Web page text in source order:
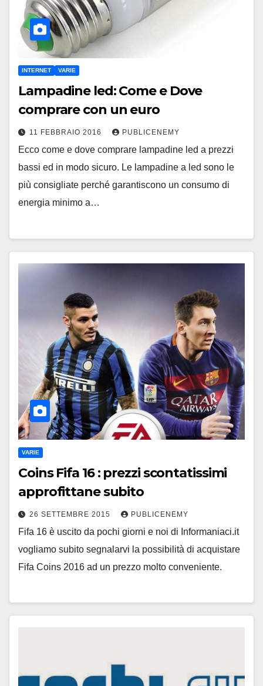
INTERNET VARIE
Lampadine led: Come e Dove
comprare con un euro
11 FEBBRAIO 2016 PUBLICENEMY
Ecco come e dove comprare lampadine led a prezzi
bassi ed in modo sicuro. Le lampadine a led sono le
più consigliate perché garantiscono un consumo di
energia minimo a…
VARIE
Coins Fifa 16 : prezzi scontatissimi
approfittane subito
26 SETTEMBRE 2015 PUBLICENEMY
Fifa 16 è uscito da pochi giorni e noi di Informaniaci.it
vogliamo subito segnalarvi la possibilità di acquistare
Fifa Coins 2016 ad un prezzo molto conveniente.